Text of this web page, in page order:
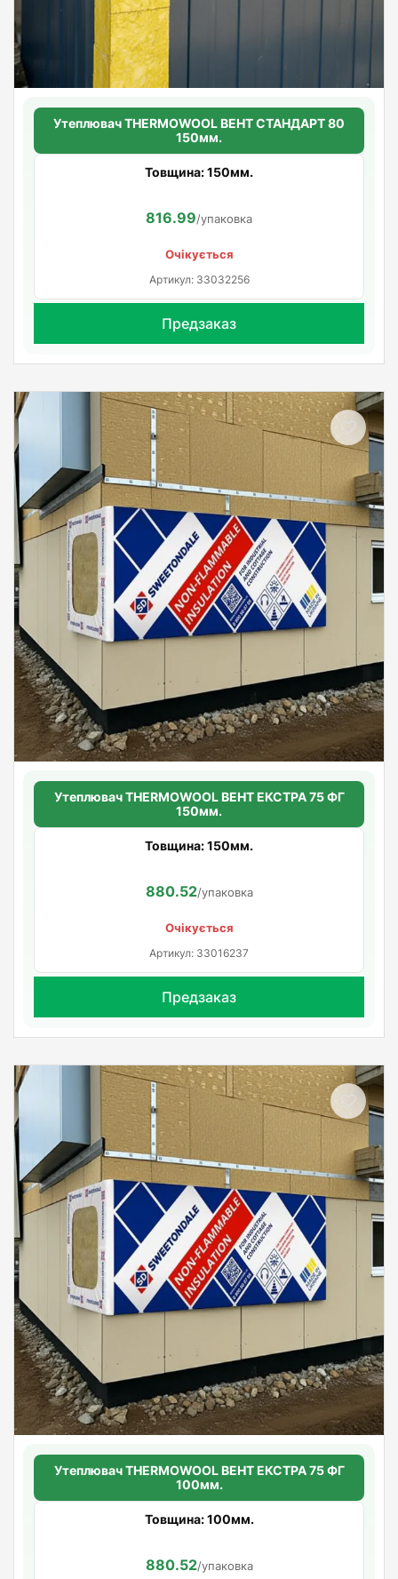
Утеплювач THERMOWOOL ВЕНТ СТАНДАРТ 80
150мм.
Товщина: 150мм.
816.99/упаковка
Очікується
Артикул: 33032256
Предзаказ
Утеплювач THERMOWOOL ВЕНТ ЕКСТРА 75 ФГ
150мм.
Товщина: 150мм.
880.52/упаковка
Очікується
Артикул: 33016237
Предзаказ
Утеплювач THERMOWOOL ВЕНТ ЕКСТРА 75 ФГ
100мм.
Товщина: 100мм.
880.52/упаковка